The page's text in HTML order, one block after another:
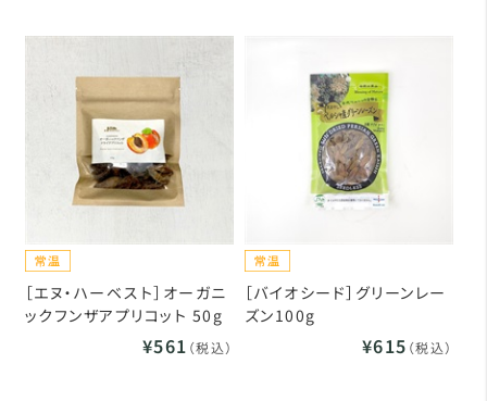
［エヌ・ハーベスト］オーガニ
ックフンザアプリコット 50g
¥561 （税込）
［バイオシード］グリーンレー
ズン100g
¥615 （税込）